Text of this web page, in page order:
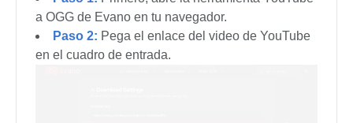
a OGG de Evano en tu navegador.
Paso 2: Pega el enlace del video de YouTube
en el cuadro de entrada.